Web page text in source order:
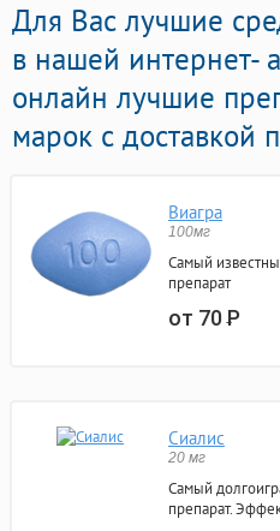
Для Вас лучшие
в нашей интернет-
онлайн лучшие
марок с доставкой
Виагра
100мг
Самый
препарат
от 70Р
Сиалис
20 мг
Самый
препарат.